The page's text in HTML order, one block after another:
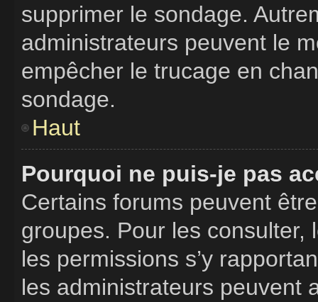
supprimer le sondage.
administrateurs peuvent le
empêcher le trucage en
sondage.
Haut
Pourquoi ne puis-je pas
Certains forums peuvent
groupes. Pour les consulter,
les permissions s’y
les administrateurs peuvent